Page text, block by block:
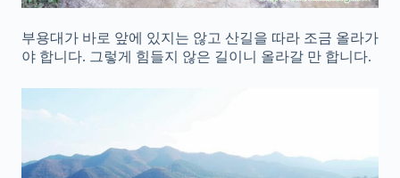
부용대가 바로 앞에 있지는 않고 산길을 따라 조금 올라가
야 합니다. 그렇게 힘들지 않은 길이니 올라갈 만 합니다.